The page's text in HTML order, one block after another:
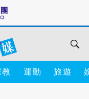
教 運動 旅遊